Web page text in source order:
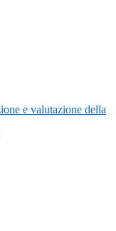
e valutazione della